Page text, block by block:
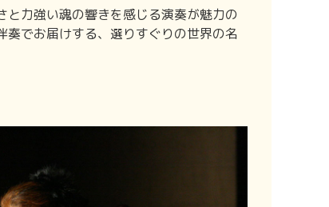
力強い魂の響きを感じる演奏が魅力の
でお届けする、選りすぐりの世界の名